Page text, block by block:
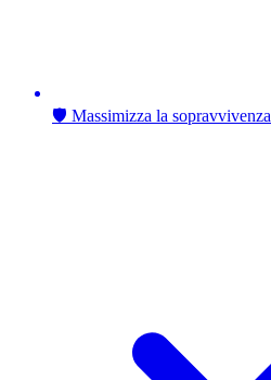
🛡️ Massimizza la sopravvivenza